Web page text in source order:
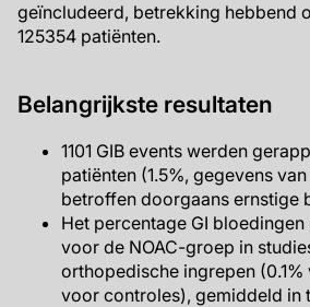
geïncludeerd, betrekking hebbend
125354 patiënten.
Belangrijkste resultaten
1101 GIB events werden
patiënten (1.5%, gegevens
betroffen doorgaans ernstige
Het percentage GI
voor de NOAC-groep in
orthopedische ingrepen (0.1%
voor controles), gemiddeld in